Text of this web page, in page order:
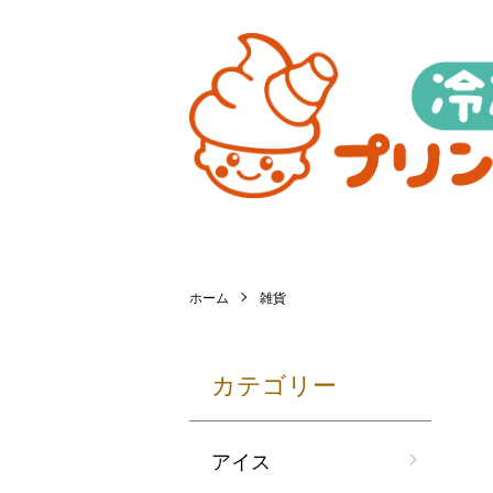
ホーム 雑貨
カテゴリー
アイス